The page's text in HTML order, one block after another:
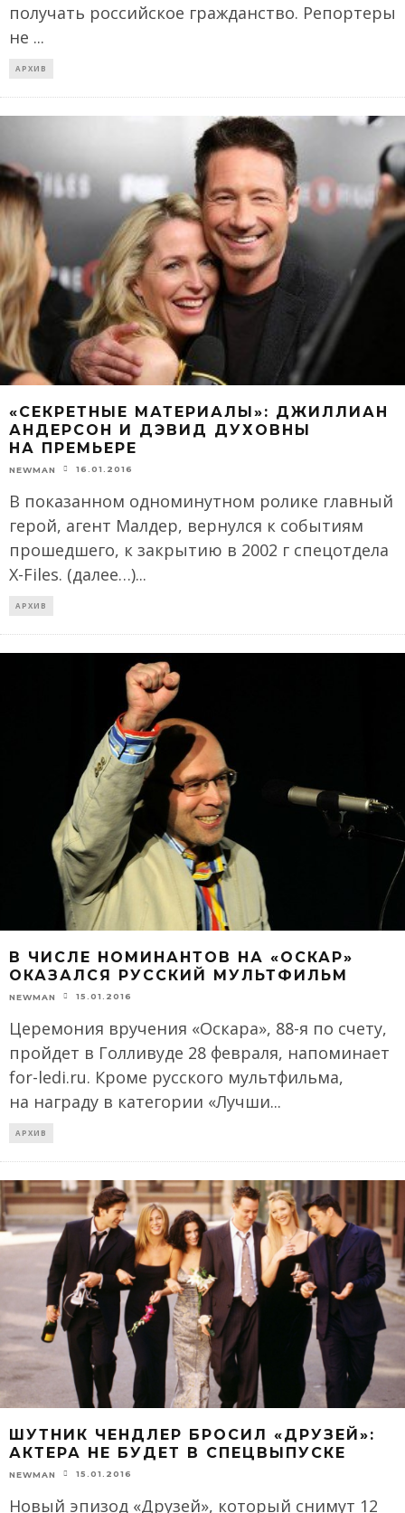
получать российское гражданство. Репортеры
не ...
АРХИВ
«СЕКРЕТНЫЕ МАТЕРИАЛЫ»: ДЖИЛЛИАН
АНДЕРСОН И ДЭВИД ДУХОВНЫ
НА ПРЕМЬЕРЕ
NEWMAN 16.01.2016
В показанном одноминутном ролике главный
герой, агент Малдер, вернулся к событиям
прошедшего, к закрытию в 2002 г спецотдела
X-Files. (далее…)...
АРХИВ
В ЧИСЛЕ НОМИНАНТОВ НА «ОСКАР»
ОКАЗАЛСЯ РУССКИЙ МУЛЬТФИЛЬМ
NEWMAN 15.01.2016
Церемония вручения «Оскара», 88-я по счету,
пройдет в Голливуде 28 февраля, напоминает
for-ledi.ru. Кроме русского мультфильма,
на награду в категории «Лучши...
АРХИВ
ШУТНИК ЧЕНДЛЕР БРОСИЛ «ДРУЗЕЙ»:
АКТЕРА НЕ БУДЕТ В СПЕЦВЫПУСКЕ
NEWMAN 15.01.2016
Новый эпизод «Друзей», который снимут 12